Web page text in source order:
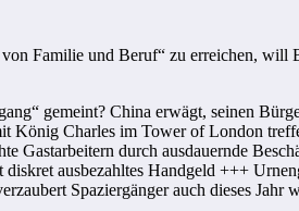
Familie und Beruf“ zu erreichen,
gemeint? China erwägt, seinen
König Charles im Tower of London
Gastarbeitern durch ausdauernde
ausbezahltes Handgeld +++
Spaziergänger auch dieses